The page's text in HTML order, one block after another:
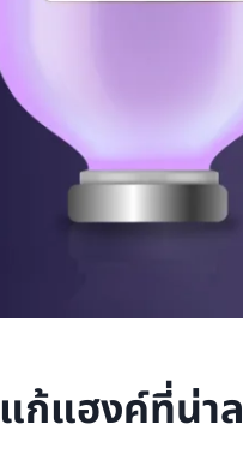
ก้แฮงค์ที่น่า